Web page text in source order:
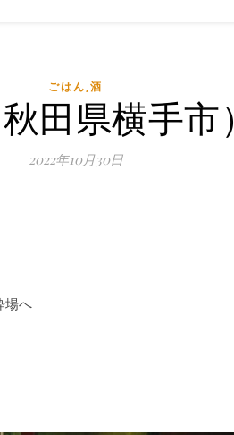
ごはん,酒
田県横手市）
2022年10月30日
場へ